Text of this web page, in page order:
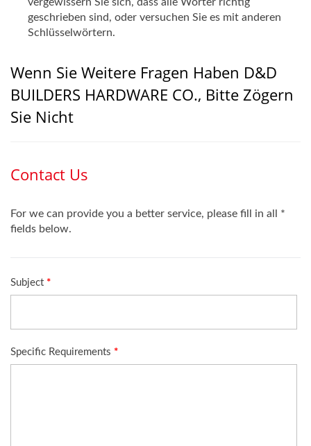
geschrieben sind, oder versuchen Sie es mit anderen
Schlüsselwörtern.
Wenn Sie Weitere Fragen Haben D&D
BUILDERS HARDWARE CO., Bitte Zögern
Sie Nicht